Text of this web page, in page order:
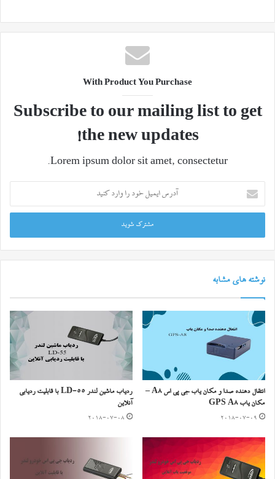
With Product You Purchase
Subscribe to our mailing list to get
the new updates!
Lorem ipsum dolor sit amet, consectetur.
ایمیل
خود
وارد
کنید
نوشته های مشابه
انتقال دهنده صدا و مکان یاب جی پی اس A8 –
مکان یاب GPS A8
2018-07-09
ردیاب ماشین لندر LD-55 با قابلیت ردیابی
آنلاین
2018-07-08